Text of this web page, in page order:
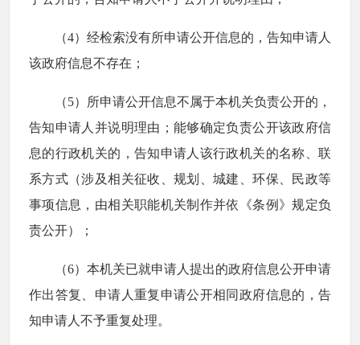
（4）经检索没有所申请公开信息的，告知申请人
该政府信息不存在；
（5）所申请公开信息不属于本机关负责公开的，
告知申请人并说明理由；能够确定负责公开该政府信
息的行政机关的，告知申请人该行政机关的名称、联
系方式（涉及相关征收、规划、城建、环保、民政等
事项信息，由相关职能机关制作并依《条例》规定负
责公开）；
（6）本机关已就申请人提出的政府信息公开申请
作出答复、申请人重复申请公开相同政府信息的，告
知申请人不予重复处理。